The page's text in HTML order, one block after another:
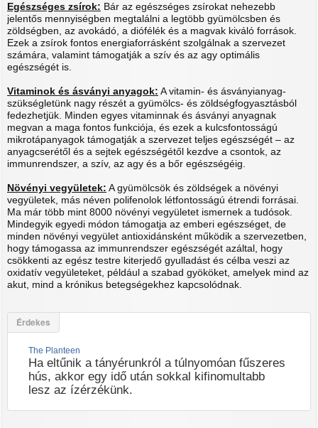
Egészséges zsírok: Bár az egészséges zsírokat nehezebb
jelentős mennyiségben megtalálni a legtöbb gyümölcsben és
zöldségben, az avokádó, a diófélék és a magvak kiváló források.
Ezek a zsírok fontos energiaforrásként szolgálnak a szervezet
számára, valamint támogatják a szív és az agy optimális
egészségét is.
Vitaminok és ásványi anyagok: A vitamin- és ásványianyag-
szükségletünk nagy részét a gyümölcs- és zöldségfogyasztásból
fedezhetjük. Minden egyes vitaminnak és ásványi anyagnak
megvan a maga fontos funkciója, és ezek a kulcsfontosságú
mikrotápanyagok támogatják a szervezet teljes egészségét – az
anyagcserétől és a sejtek egészségétől kezdve a csontok, az
immunrendszer, a szív, az agy és a bőr egészségéig.
Növényi vegyületek: A gyümölcsök és zöldségek a növényi
vegyületek, más néven polifenolok létfontosságú étrendi forrásai.
Ma már több mint 8000 növényi vegyületet ismernek a tudósok.
Mindegyik egyedi módon támogatja az emberi egészséget, de
minden növényi vegyület antioxidánsként működik a szervezetben,
hogy támogassa az immunrendszer egészségét azáltal, hogy
csökkenti az egész testre kiterjedő gyulladást és célba veszi az
oxidatív vegyületeket, például a szabad gyököket, amelyek mind az
akut, mind a krónikus betegségekhez kapcsolódnak.
Érdekes
The Planteen
Ha eltűnik a tányérunkról a túlnyomóan fűszeres
hús, akkor egy idő után sokkal kifinomultabb
lesz az ízérzékünk.